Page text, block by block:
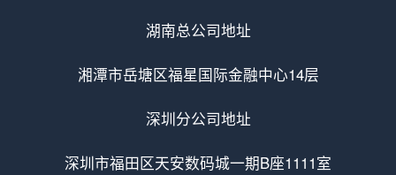
湖南总公司地址
湘潭市岳塘区福星国际金融中心14层
深圳分公司地址
深圳市福田区天安数码城一期B座1111室